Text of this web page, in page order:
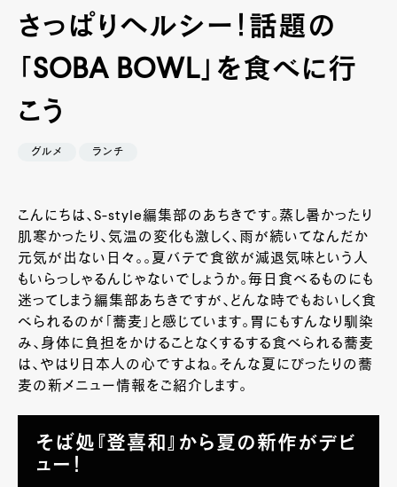
さっぱりヘルシー！話題の
「SOBA BOWL」を食べに行
こう
グルメ ランチ
こんにちは、S-style編集部のあちきです。蒸し暑かったり
肌寒かったり、気温の変化も激しく、雨が続いてなんだか
元気が出ない日々。。夏バテで食欲が減退気味という人
もいらっしゃるんじゃないでしょうか。毎日食べるものにも
迷ってしまう編集部あちきですが、どんな時でもおいしく食
べられるのが「蕎麦」と感じています。胃にもすんなり馴染
み、身体に負担をかけることなくするする食べられる蕎麦
は、やはり日本人の心ですよね。そんな夏にぴったりの蕎
麦の新メニュー情報をご紹介します。
そば処『登喜和』から夏の新作がデビ
ュー！